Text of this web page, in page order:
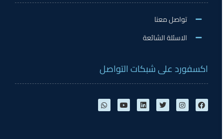
تواصل معنا
الاسئلة الشائعة
على شبكات التواصل